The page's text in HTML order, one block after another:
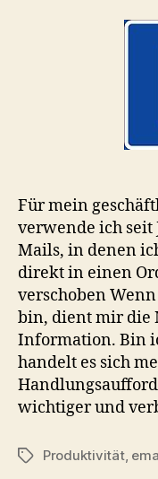
Für mein
verwende ich seit
Mails, in denen
direkt in einen
verschoben
bin, dient mir die
Information. Bin
handelt es sich
wichtiger und
Schlagwörter
Produktivität,